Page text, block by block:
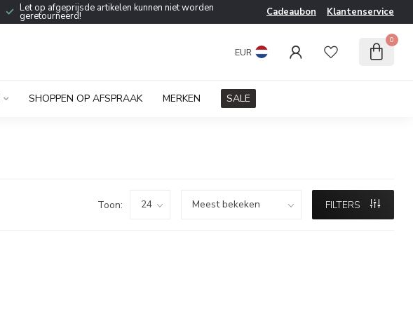
Let op afgeprijsde artikelen kunnen niet worden
geretourneerd! Cadeaubon Klantenservice
EUR
0
SHOPPEN OP AFSPRAAK MERKEN SALE
Toon: FILTERS